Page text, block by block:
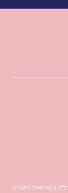
בפורטוגל וחברת